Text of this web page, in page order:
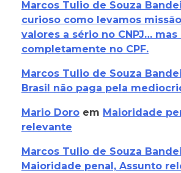
Marcos Tulio de Souza
curioso como levamos
valores a sério no CNPJ…
completamente no CPF.
Marcos Tulio de Souza
Brasil não paga pela
Mario Doro em Maioridade
relevante
Marcos Tulio de Souza
Maioridade penal, Assunto